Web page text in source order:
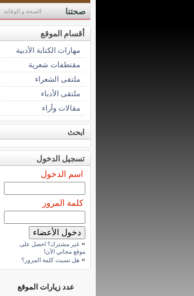
صحتنا الصحة و الوقاية
أقسام الموقع
مهارات الكتابة الأدبية
مقتطفات شعرية
ملتقى الشعراء
ملتقى الأدباء
مقالات وآراء
ابحث
تسجيل الدخول
اسم الدخول
كلمة المرور
» غير مشترك؟ احصل على
موقع مجاني الآن!
» هل نسيت كلمة المرور؟
عدد زيارات الموقع